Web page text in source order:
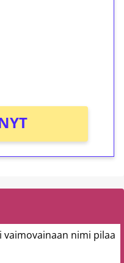
vaimovainaan nimi pilaa